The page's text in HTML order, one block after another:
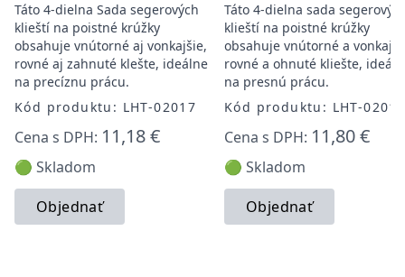
Táto 4-dielna Sada segerových
klieští na poistné krúžky
obsahuje vnútorné aj vonkajšie,
rovné aj zahnuté klešte, ideálne
na precíznu prácu.
Kód produktu: LHT-02017
Cena s DPH: 11,18 €
🟢 Skladom
Objednať
Táto 4-dielna sada
klieští na poistné krúžky
obsahuje vnútorné a
rovné a ohnuté kliešte,
na presnú prácu.
Kód produktu: LHT-
Cena s DPH: 11,80 €
🟢 Skladom
Objednať